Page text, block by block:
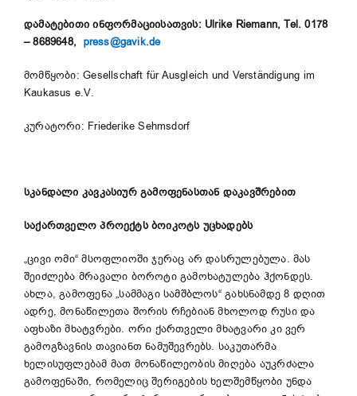
დამატებითი ინფორმაციისათვის: Ulrike Riemann, Tel. 0178
– 8689648, press@gavik.de
მომწყობი: Gesellschaft für Ausgleich und Verständigung im
Kaukasus e.V.
კურატორი: Friederike Sehmsdorf
სკანდალი კავკასიურ გამოფენასთან დაკავშრებით
საქართველო პროექტს ბოიკოტს უცხადებს
„ცივი ომი“ მსოფლიოში ჯერაც არ დასრულებულა. მას
შეიძლება მრავალი ბოროტი გამოხატულება ჰქონდეს.
ახლა, გამოფენა „სამმაგი სამშბლოს“ გახსნამდე 8 დღით
ადრე, მონაწილეთა შორის რჩებიან მხოლოდ რუსი და
აფხაზი მხატვრები. ორი ქართველი მხატვარი კი ვერ
გამოგზავნის თავიანთ ნამუშევრებს. საკუთარმა
ხელისუფლებამ მათ მონაწილეობის მიღება აუკრძალა
გამოფენაში, რომელიც შერიგების ხელშემწყობი უნდა